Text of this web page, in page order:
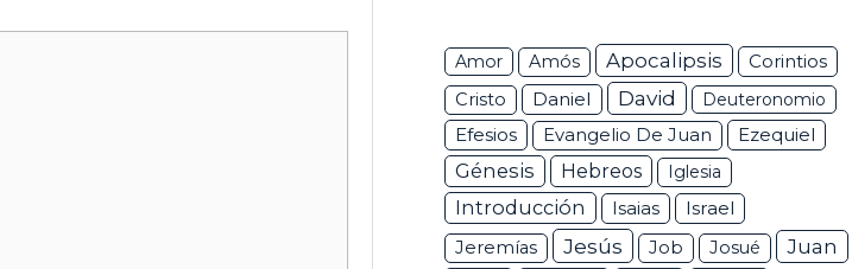
Amor Amós Apocalipsis Corintios
Cristo Daniel David Deuteronomio
Efesios Evangelio De Juan Ezequiel
Génesis Hebreos Iglesia
Introducción Isaias Israel
Jeremías Jesús Job Josué Juan